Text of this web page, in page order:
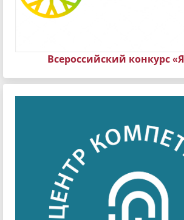
Всероссийский конкурс